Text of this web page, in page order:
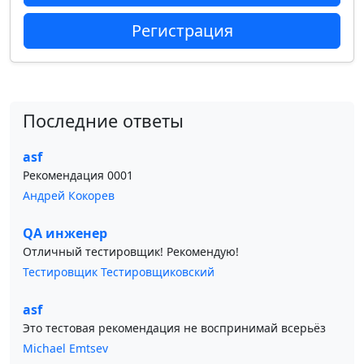
Регистрация
Последние ответы
asf
Рекомендация 0001
Андрей Кокорев
QA инженер
Отличный тестировщик! Рекомендую!
Тестировщик Тестировщиковский
asf
Это тестовая рекомендация не воспринимай всерьёз
Michael Emtsev